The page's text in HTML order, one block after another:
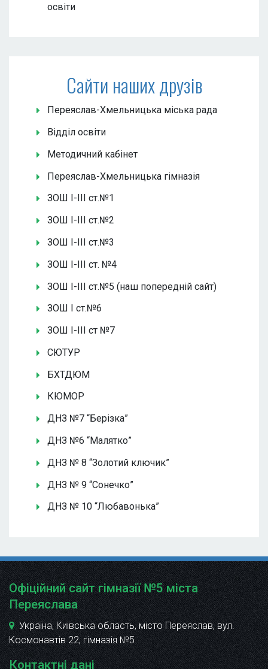
освіти
Сайти наших друзів
Переяслав-Хмельницька міська рада
Відділ освіти
Методичний кабінет
Переяслав-Хмельницька гімназія
ЗОШ І-ІІІ ст.№1
ЗОШ І-ІІІ ст.№2
ЗОШ І-ІІІ ст.№3
ЗОШ І-ІІІ ст. №4
ЗОШ І-ІІІ ст.№5 (наш попередній сайт)
ЗОШ І ст.№6
ЗОШ І-ІІІ ст №7
СЮТУР
БХТДЮМ
КЮМОР
ДНЗ №7 “Берізка”
ДНЗ №6 “Малятко”
ДНЗ № 8 “Золотий ключик”
ДНЗ № 9 “Сонечко”
ДНЗ № 10 “Любавонька”
Офіційний сайт гімназії №5 міста
Переяслава
Україна, Київська область, місто Переяслав, вул.
Космонавтів 22, гімназія №5
Контактні дані